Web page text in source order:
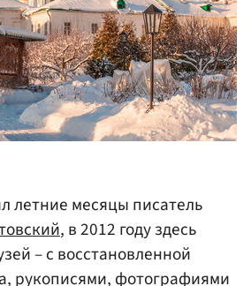
летние месяцы писатель
, в 2012 году здесь
– с восстановленной
рукописями, фотографиями